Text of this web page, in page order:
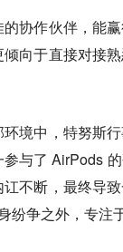
协作伙伴，能
向于直接对接
境中，特努斯
与了 AirPods
不断，最终导
争之外，专注